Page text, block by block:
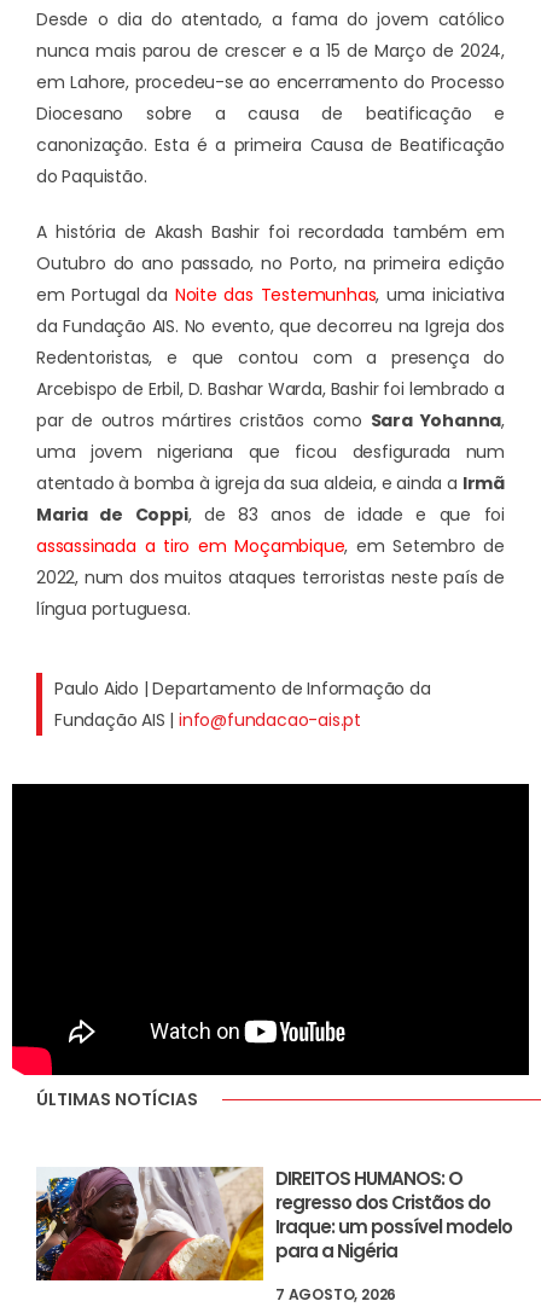
Desde o dia do atentado, a fama do jovem católico
nunca mais parou de crescer e a 15 de Março de 2024,
em Lahore, procedeu-se ao encerramento do Processo
Diocesano sobre a causa de beatificação e
canonização. Esta é a primeira Causa de Beatificação
do Paquistão.
A história de Akash Bashir foi recordada também em
Outubro do ano passado, no Porto, na primeira edição
em Portugal da Noite das Testemunhas, uma iniciativa
da Fundação AIS. No evento, que decorreu na Igreja dos
Redentoristas, e que contou com a presença do
Arcebispo de Erbil, D. Bashar Warda, Bashir foi lembrado a
par de outros mártires cristãos como Sara Yohanna,
uma jovem nigeriana que ficou desfigurada num
atentado à bomba à igreja da sua aldeia, e ainda a Irmã
Maria de Coppi, de 83 anos de idade e que foi
assassinada a tiro em Moçambique, em Setembro de
2022, num dos muitos ataques terroristas neste país de
língua portuguesa.
Paulo Aido | Departamento de Informação da
Fundação AIS |info@fundacao-ais.pt
ÚLTIMAS NOTÍCIAS
DIREITOS HUMANOS: O
regresso dos Cristãos do
Iraque: um possível modelo
para a Nigéria
7 AGOSTO, 2026